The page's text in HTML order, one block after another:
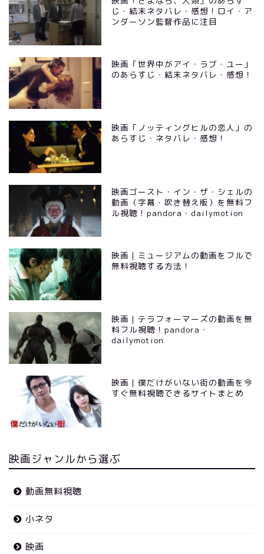
じ・結末ネタバレ・感想！ロイ・ア
ンダーソン監督作品に注目
映画「世界中がアイ・ラブ・ユー」
のあらすじ・結末ネタバレ・感想！
映画「ノッティングヒルの恋人」の
あらすじ・ネタバレ・感想！
映画ゴースト・イン・ザ・シェルの
動画（字幕・吹き替え版）を無料フ
ル視聴！pandora・dailymotion
映画｜ミュージアムの動画をフルで
無料視聴する方法！
映画｜テラフォーマーズの動画を無
料フル視聴！pandora・
dailymotion
映画｜僕だけがいない街の動画を今
すぐ無料視聴できるサイトまとめ
映画ジャンルから選ぶ
動画無料視聴
小ネタ
映画